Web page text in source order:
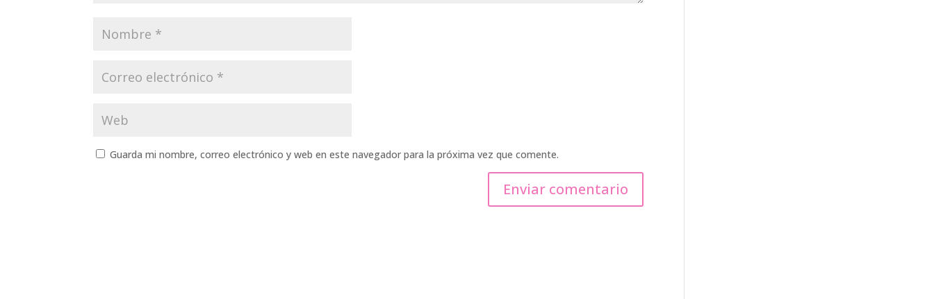
Guarda mi nombre, correo electrónico y web en este navegador para la próxima vez que comente.